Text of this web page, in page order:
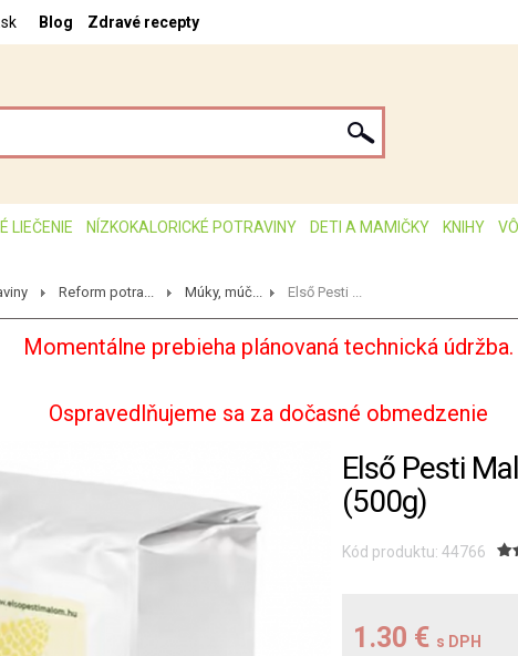
Blog Zdravé recepty
LIEČENIE NÍZKOKALORICKÉ POTRAVINY DETI A MAMIČKY KNIHY
Reform potra... Múky, múč... Első Pesti ...
Momentálne prebieha plánovaná technická údržba.
Ospravedlňujeme sa za dočasné obmedzenie
Első Pesti
(500g)
Kód produktu: 44766
1.30 € s DPH